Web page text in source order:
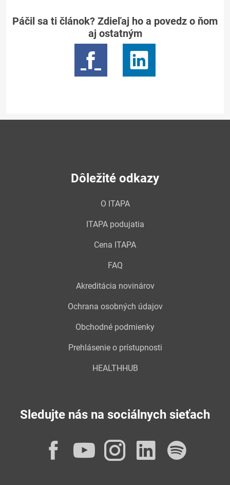
Páčil sa ti článok? Zdieľaj ho a povedz o ňom
aj ostatným
Dôležité odkazy
O ITAPA
ITAPA podujatia
Cena ITAPA
FAQ
Akreditácia novinárov
Ochrana osobných údajov
Obchodné podmienky
Prehlásenie o prístupnosti
HEALTHHUB
Sledujte nás na sociálnych sieťach
Facebook
YouTube
Instagram